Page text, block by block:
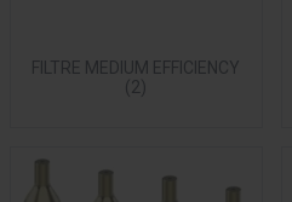
FILTRE MEDIUM EFFICIENCY
(2)